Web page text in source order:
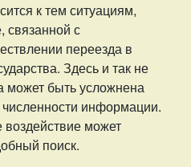
к тем ситуациям,
связанной с
переезда в
Здесь и так не
может быть усложнена
информации.
может
поиск.